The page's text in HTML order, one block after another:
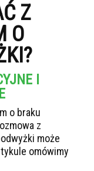
Z
O
I
o braku
z
może
omówimy